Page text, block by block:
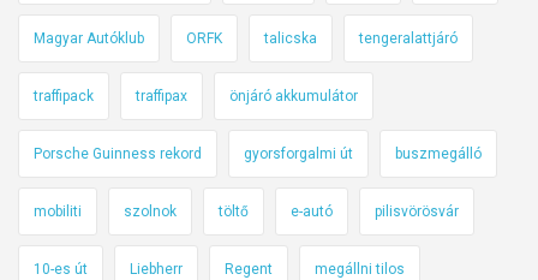
Magyar Autóklub ORFK talicska tengeralattjáró
traffipack traffipax önjáró akkumulátor
Porsche Guinness rekord gyorsforgalmi út buszmegálló
mobiliti szolnok töltő e-autó pilisvörösvár
10-es út Liebherr Regent megállni tilos